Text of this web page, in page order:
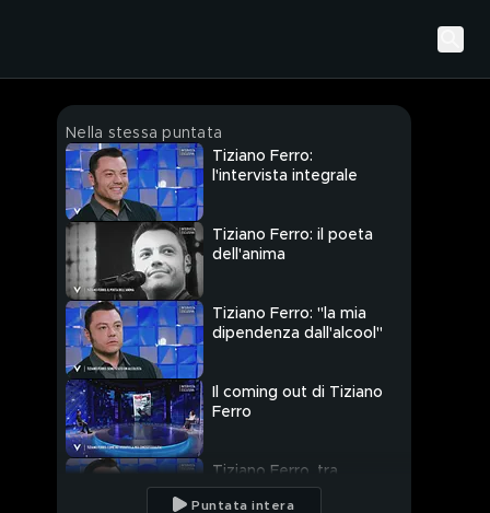
Nella stessa puntata
Tiziano Ferro:
l'intervista integrale
Tiziano Ferro: il poeta
dell'anima
Tiziano Ferro: "la mia
dipendenza dall'alcool"
Il coming out di Tiziano
Ferro
Tiziano Ferro, tra
famiglia e riservatezza
Puntata intera